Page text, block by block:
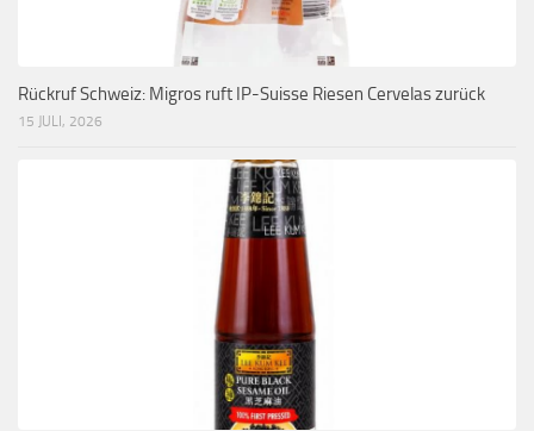
Rückruf Schweiz: Migros ruft IP-Suisse Riesen Cervelas zurück
15 JULI, 2026